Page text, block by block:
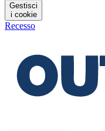
Gestisci
i cookie
Recesso